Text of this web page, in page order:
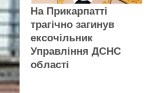
На Прикарпатті
трагічно загинув
ексочільник
Управління ДСНС
області